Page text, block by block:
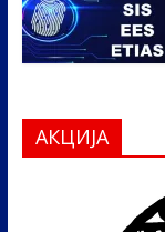
АКЦИЈА